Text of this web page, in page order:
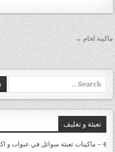
تصفّح المقالات
ماكينة لحام →
Search for:
تعبئة و تغليف
4 – ماكينات تعبئة سوائل في عبوات و اكياس